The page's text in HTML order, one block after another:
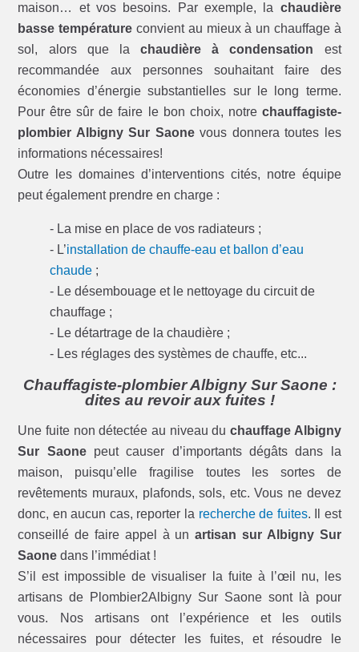
maison… et vos besoins. Par exemple, la chaudière
basse température convient au mieux à un chauffage à
sol, alors que lachaudière à condensation est
recommandée aux personnes souhaitant faire des
économies d’énergie substantielles sur le long terme.
Pour être sûr de faire le bon choix, notre chauffagiste-
plombier Albigny Sur Saonevous donnera toutes les
informations nécessaires!
Outre les domaines d’interventions cités, notre équipe
peut également prendre en charge :
- La mise en place de vos radiateurs ;
- L’installation de chauffe-eau et ballon d’eau
chaude ;
- Le désembouage et le nettoyage du circuit de
chauffage ;
- Le détartrage de la chaudière ;
- Les réglages des systèmes de chauffe, etc...
Chauffagiste-plombier Albigny Sur Saone :
dites au revoir aux fuites !
Une fuite non détectée au niveau du chauffage Albigny
Sur Saonepeut causer d’importants dégâts dans la
maison, puisqu’elle fragilise toutes les sortes de
revêtements muraux, plafonds, sols, etc. Vous ne devez
donc, en aucun cas, reporter la recherche de fuites. Il est
conseillé de faire appel à unartisan sur Albigny Sur
Saone dans l’immédiat !
S’il est impossible de visualiser la fuite à l’œil nu, les
artisans de Plombier2Albigny Sur Saone sont là pour
vous. Nos artisans ont l’expérience et les outils
nécessaires pour détecter les fuites, et résoudre le